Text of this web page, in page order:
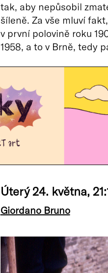
tak, aby nepůsobil
šíleně. Za vše mluví
v první polovině roku
1958, a to v Brně, tedy
Úterý 24. května,
Giordano Bruno